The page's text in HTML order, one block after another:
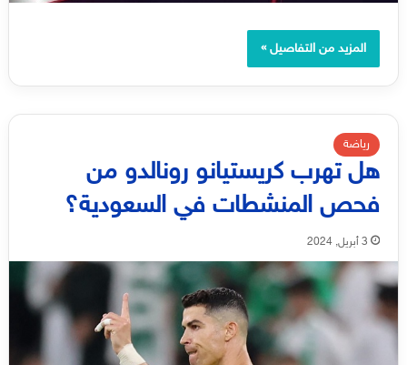
المزيد من التفاصيل »
رياضة
هل تهرب كريستيانو رونالدو من
فحص المنشطات في السعودية؟
3 أبريل, 2024